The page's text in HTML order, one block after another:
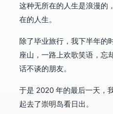
这种无所在的人生是浪漫的
在的人生。
除了毕业旅行，我下半年的
座山，一路上欢歌笑语，忘
话不谈的朋友。
于是 2020 年的最后一天，
起去了崇明岛看日出。